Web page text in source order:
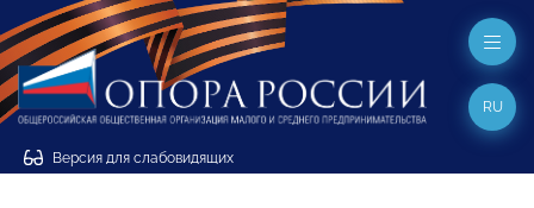
Версия для слабовидящих
RU